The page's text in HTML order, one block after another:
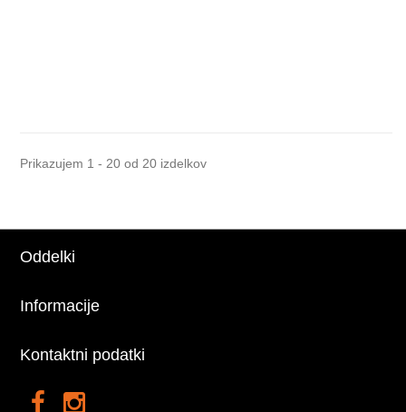
Prikazujem 1 - 20 od 20 izdelkov
Oddelki
Informacije
Kontaktni podatki